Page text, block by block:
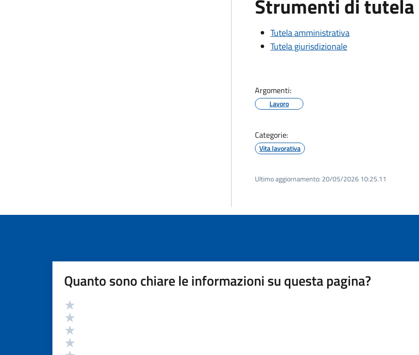
Strumenti di tutela
Tutela amministrativa
Tutela giurisdizionale
Argomenti:
Lavoro
Categorie:
Vita lavorativa
Ultimo aggiornamento: 20/05/2026 10:25.11
Quanto sono chiare le informazioni su questa pagina?
Valutazione